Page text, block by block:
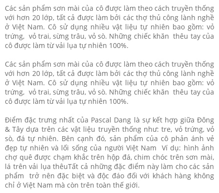
Các sản phẩm sơn mài của cô được làm theo cách truyền thống
với hơn 20 lớp, tất cả được làm bởi các thợ thủ công lành nghề
ở Việt Nam. Cô sử dụng nhiều vật liệu tự nhiên bao gồm: vỏ
trứng, vỏ trai, sừng trâu, vỏ sò. Những chiếc khăn thêu tay của
cô được làm từ vải lụa tự nhiên 100%.
Các sản phẩm sơn mài của cô được làm theo cách truyền thống
với hơn 20 lớp, tất cả được làm bởi các thợ thủ công lành nghề
ở Việt Nam. Cô sử dụng nhiều vật liệu tự nhiên bao gồm: vỏ
trứng, vỏ trai, sừng trâu, vỏ sò. Những chiếc khăn thêu tay của
cô được làm từ vải lụa tự nhiên 100%.
Điểm đặc trưng nhất của Pascal Dang là sự kết hợp giữa Đông
& Tây dựa trên các vật liệu truyền thống như: tre, vỏ trứng, vỏ
sò, đá tự nhiên. Bên cạnh đó, sản phẩm của cô phản ánh vẻ
đẹp tự nhiên và lối sống của người Việt Nam Ví dụ: hình ảnh
chợ quê được chạm khắc trên hộp đá, chim chóc trên sơn mài,
lá trên vải lụa thêuTất cả những đặc điểm này làm cho các sản
phẩm trở nên đặc biệt và độc đáo đối với khách hàng không
chỉ ở Việt Nam mà còn trên toàn thế giới.